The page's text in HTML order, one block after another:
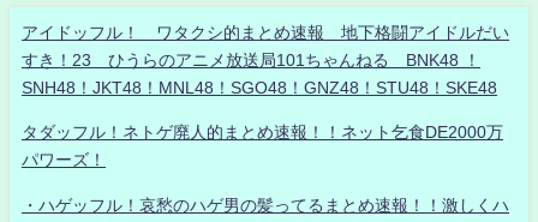
アイドッフル！ ワタクシ的まとめ速報 地下格闘アイドルだい
すき！23 ひうらのアニメ放送局101ちゃんねる BNK48 ！
SNH48！JKT48！MNL48！SGO48！GNZ48！STU48！SKE48
タダッフル！ネトゲ廃人的まとめ速報！！ネット乞食DE2000万
パワーズ！
・ハゲッフル！哀愁のハゲ男の髪ってるまとめ速報！！激しくハ